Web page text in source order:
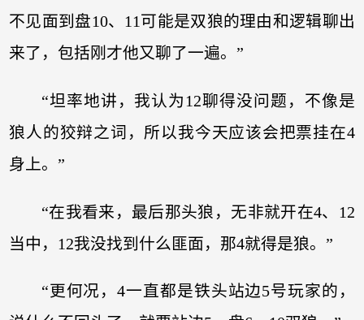
不见面到盘10、11可能是双狼的理由和逻辑聊出
来了，包括刚才他又聊了一遍。”
“坦率地讲，我认为12聊得没问题，不像是
狼人的狡辩之词，所以我今天应该会把票挂在4
身上。”
“在我看来，最后那头狼，无非就开在4、12
当中，12我没找到什么匪面，那4就得是狼。”
“更何况，4一直都是铁头站边5号玩家的，